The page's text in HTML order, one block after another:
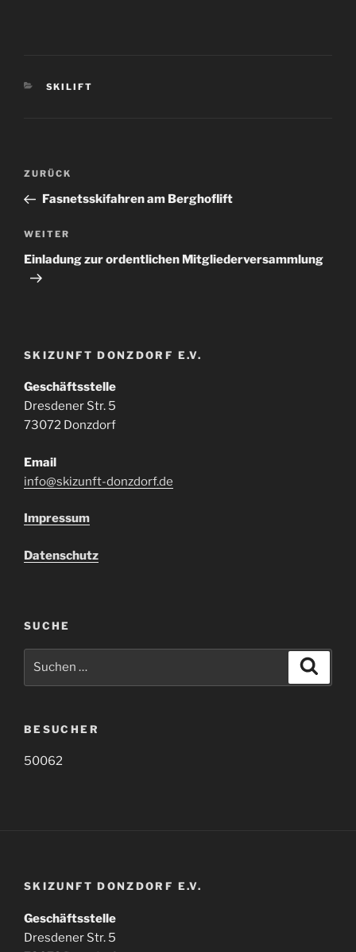
KATEGORIEN
SKILIFT
Beitragsnavigation
Vorheriger
Beitrag
ZURÜCK
Fasnetsskifahren am Berghoflift
Nächster
Beitrag
WEITER
Einladung zur ordentlichen Mitgliederversammlung
SKIZUNFT DONZDORF E.V.
Geschäftsstelle
Dresdener Str. 5
73072 Donzdorf
Email
info@skizunft-donzdorf.de
Impressum
Datenschutz
SUCHE
BESUCHER
50062
SKIZUNFT DONZDORF E.V.
Geschäftsstelle
Dresdener Str. 5